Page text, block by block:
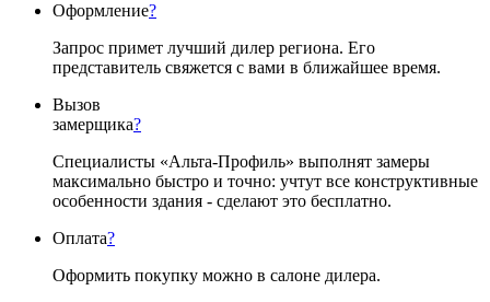
Оформление?
Запрос примет лучший дилер региона. Его
представитель свяжется с вами в ближайшее время.
Вызов
замерщика?
Специалисты «Альта-Профиль» выполнят замеры
максимально быстро и точно: учтут все конструктивные
особенности здания - сделают это бесплатно.
Оплата?
Оформить покупку можно в салоне дилера.